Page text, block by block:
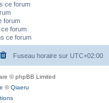
ce forum
forum
forum
ce forum
Fuseau horaire sur UTC+02:00
© phpBB Limited
©Qiaeru